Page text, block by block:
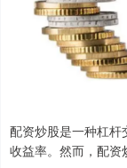
配资炒股是一种杠杆
收益率。然而，配资